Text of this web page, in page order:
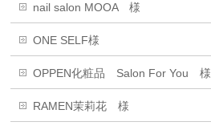
nail salon MOOA 様
ONE SELF様
OPPEN化粧品 Salon For You 様
RAMEN茉莉花 様